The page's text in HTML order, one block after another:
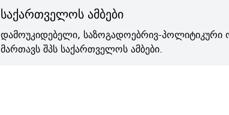
საქართველოს ამბები
დამოუკიდებელი, საზოგადოებრივ-პოლიტიკური
მართავს შპს საქართველოს ამბები.